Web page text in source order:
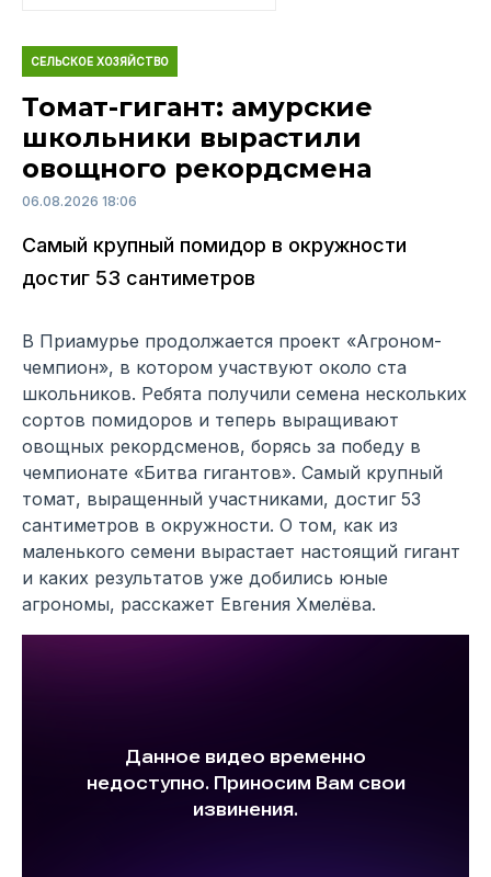
СЕЛЬСКОЕ ХОЗЯЙСТВО
Томат-гигант: амурские
школьники вырастили
овощного рекордсмена
06.08.2026 18:06
Самый крупный помидор в окружности
достиг 53 сантиметров
В Приамурье продолжается проект «Агроном-
чемпион», в котором участвуют около ста
школьников. Ребята получили семена нескольких
сортов помидоров и теперь выращивают
овощных рекордсменов, борясь за победу в
чемпионате «Битва гигантов». Самый крупный
томат, выращенный участниками, достиг 53
сантиметров в окружности. О том, как из
маленького семени вырастает настоящий гигант
и каких результатов уже добились юные
агрономы, расскажет Евгения Хмелёва.